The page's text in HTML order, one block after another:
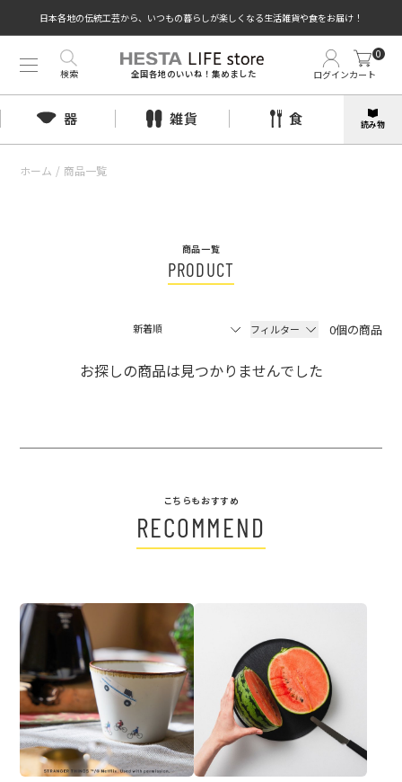
日本各地の伝統工芸から、いつもの暮らしが楽しくなる生活雑貨や食をお届け！
全国各地のいいね！集めました ログインカート
0
検索
器 雑貨 食 読み物
ホーム / 商品一覧
商品一覧
PRODUCT
フィルター 0個の商品
お探しの商品は見つかりませんでした
こちらもおすすめ
RECOMMEND